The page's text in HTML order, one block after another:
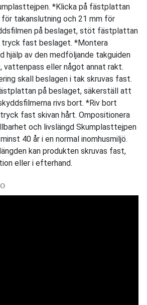
*Klicka på fästplattan
takanslutning och 21 mm för
på beslaget, stöt fästplattan
fast beslaget. *Montera
hjälp av den medföljande takguiden
vattenpass eller något annat rakt.
skall beslagen i tak skruvas fast.
på beslaget, säkerställ att
rivs bort. *Riv bort
fast skivan hårt. Ompositionera
och livslängd Skumplasttejpen
40 år i en normal inomhusmiljö.
kan produkten skruvas fast,
eller i efterhand.